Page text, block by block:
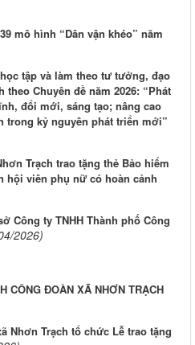
mô hình “Dân vận khéo” năm
tập và làm theo tư tưởng, đạo
Chuyên đề năm 2026: “Phát
đổi mới, sáng tạo; nâng cao
trong kỷ nguyên phát triển mới”
Trạch trao tặng thẻ Bảo hiểm
hội viên phụ nữ có hoàn cảnh
Công ty TNHH Thành phố Công
2026)
CÔNG ĐOÀN XÃ NHƠN TRẠCH
Nhơn Trạch tổ chức Lễ trao tặng